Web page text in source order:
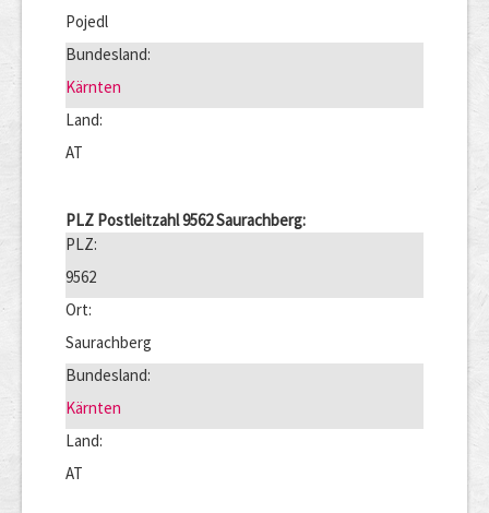
Pojedl
Bundesland:
Kärnten
Land:
AT
PLZ Postleitzahl 9562 Saurachberg:
PLZ:
9562
Ort:
Saurachberg
Bundesland:
Kärnten
Land:
AT